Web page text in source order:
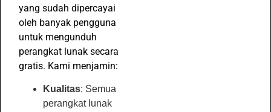
yang sudah dipercayai
oleh banyak pengguna
untuk mengunduh
perangkat lunak secara
gratis. Kami menjamin:
Kualitas: Semua
perangkat lunak